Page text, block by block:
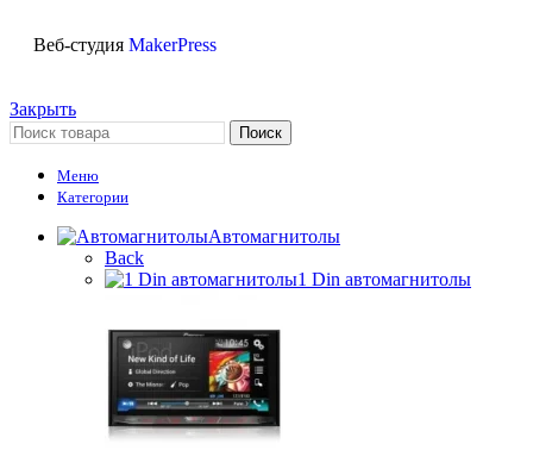
Веб-студия MakerPress
Закрыть
Поиск
Меню
Категории
Автомагнитолы
Back
1 Din автомагнитолы